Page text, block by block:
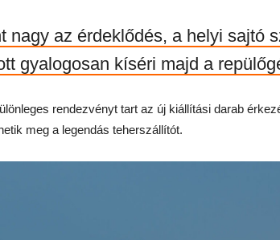
nagy az érdeklődés, a helyi sajtó
gyalogosan kíséri majd a
rendezvényt tart az új kiállítási darab
meg a legendás teherszállítót.